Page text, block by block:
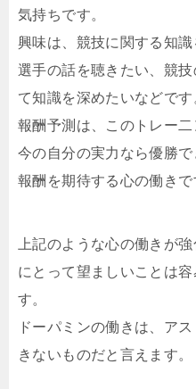
気持ちです。
興味は、競技に関する知
選手の話を聴きたい、競
て知識を深めたいなどです
報酬予測は、このトレー二
今の自分の実力なら優勝
報酬を期待する心の働きで
上記のような心の働きが
にとって望ましいことは
す。
ドーパミンの働きは、ア
きないものだと言えます。